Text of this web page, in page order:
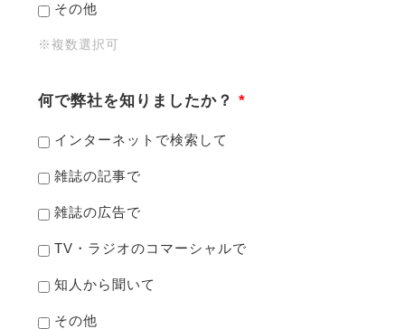
その他
※複数選択可
何で弊社を知りましたか？*
インターネットで検索して
雑誌の記事で
雑誌の広告で
TV・ラジオのコマーシャルで
知人から聞いて
その他